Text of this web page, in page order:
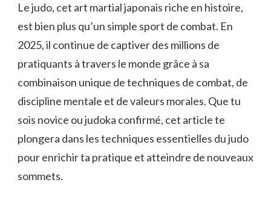
Le judo, cet art martial japonais riche en histoire,
est bien plus qu’un simple sport de combat. En
2025, il continue de captiver des millions de
pratiquants à travers le monde grâce à sa
combinaison unique de techniques de combat, de
discipline mentale et de valeurs morales. Que tu
sois novice ou judoka confirmé, cet article te
plongera dans les techniques essentielles du judo
pour enrichir ta pratique et atteindre de nouveaux
sommets.